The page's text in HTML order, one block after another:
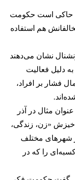
حاکی است حکومت
هم استفاده
نشان می‌دهند
دلیل فعالیت
فشار بر افراد،
مثال در آذر
خیزش «زن، زندگی،
شهرهای مختلف
را که در